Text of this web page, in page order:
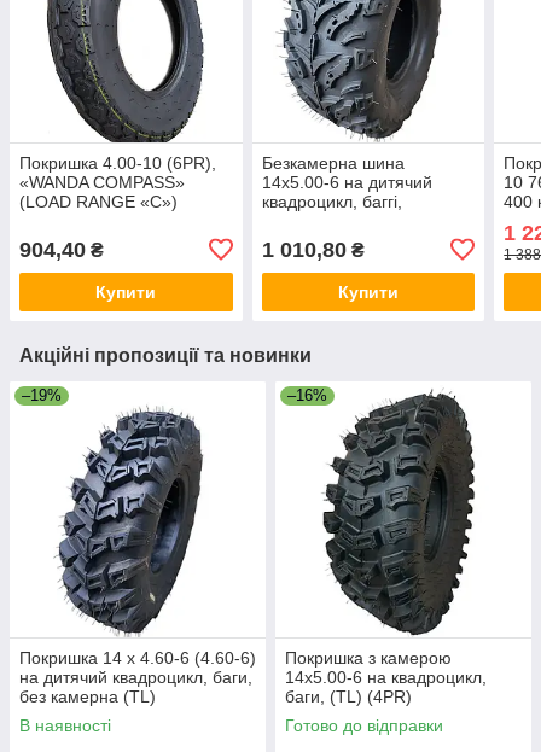
Покришка 4.00-10 (6PR),
«WANDA COMPASS»
(LOAD RANGE «C»)
904,40 ₴
Купити
Безкамерна шина
14х5.00-6 на дитячий
квадроцикл, баггі,
Wanda TL
1 010,80₴
Купити
10
400
1
1
Акційні пропозиції та новинки
–19%
Покришка 14 х 4.60-6 (4.60-6)
на дитячий квадроцикл, баги,
без камерна (TL)
В наявності
–16%
Покришка з камерою
14х5.00-6 на квадроцикл,
баги, (TL) (4PR)
Готово до відправки